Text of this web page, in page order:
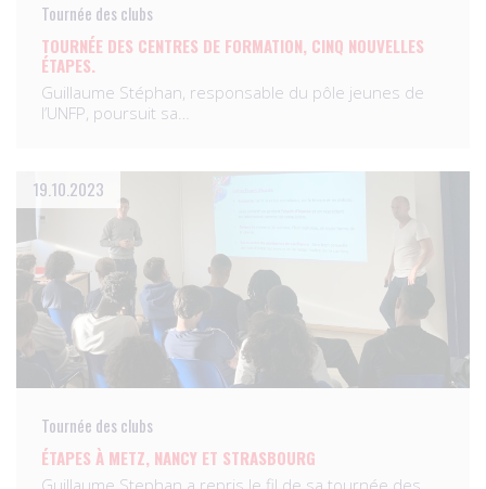
Tournée des clubs
TOURNÉE DES CENTRES DE FORMATION, CINQ NOUVELLES
ÉTAPES.
Guillaume Stéphan, responsable du pôle jeunes de
l’UNFP, poursuit sa…
19.10.2023
Tournée des clubs
ÉTAPES À METZ, NANCY ET STRASBOURG